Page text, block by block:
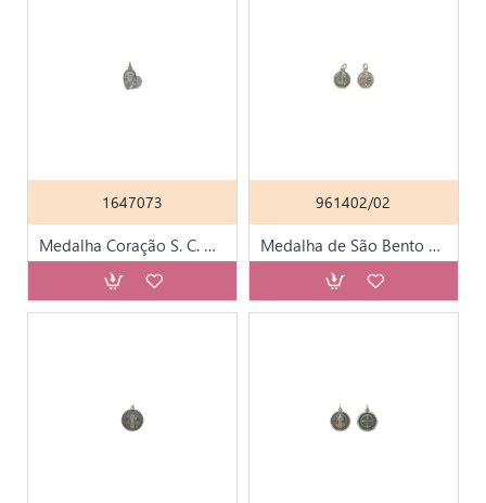
1647073
Medalha Coração S. C. Acutis Vs Aparição
961402/02
Medalha de São Bento D. 1,4cm